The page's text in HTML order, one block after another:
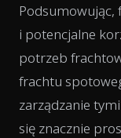
Podsumowując,
i potencjalne
potrzeb
frachtu
zarządzanie
się znacznie